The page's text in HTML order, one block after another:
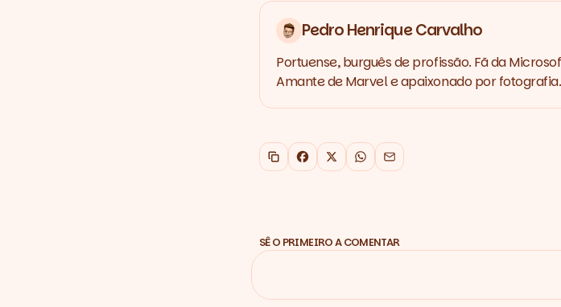
Pedro Henrique Carvalho
Portuense, burguês de profissão. Fã da
Amante de Marvel e apaixonado por fotografia.
Copiar link
Facebook
X WhatsApp
Email
SÊ O PRIMEIRO A COMENTAR